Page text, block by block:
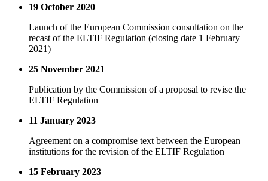
19 October 2020
Launch of the European Commission consultation on the
recast of the ELTIF Regulation (closing date 1 February
2021)
25 November 2021
Publication by the Commission of a proposal to revise the
ELTIF Regulation
11 January 2023
Agreement on a compromise text between the European
institutions for the revision of the ELTIF Regulation
15 February 2023